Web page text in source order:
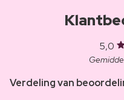
5,0
Verdeling van